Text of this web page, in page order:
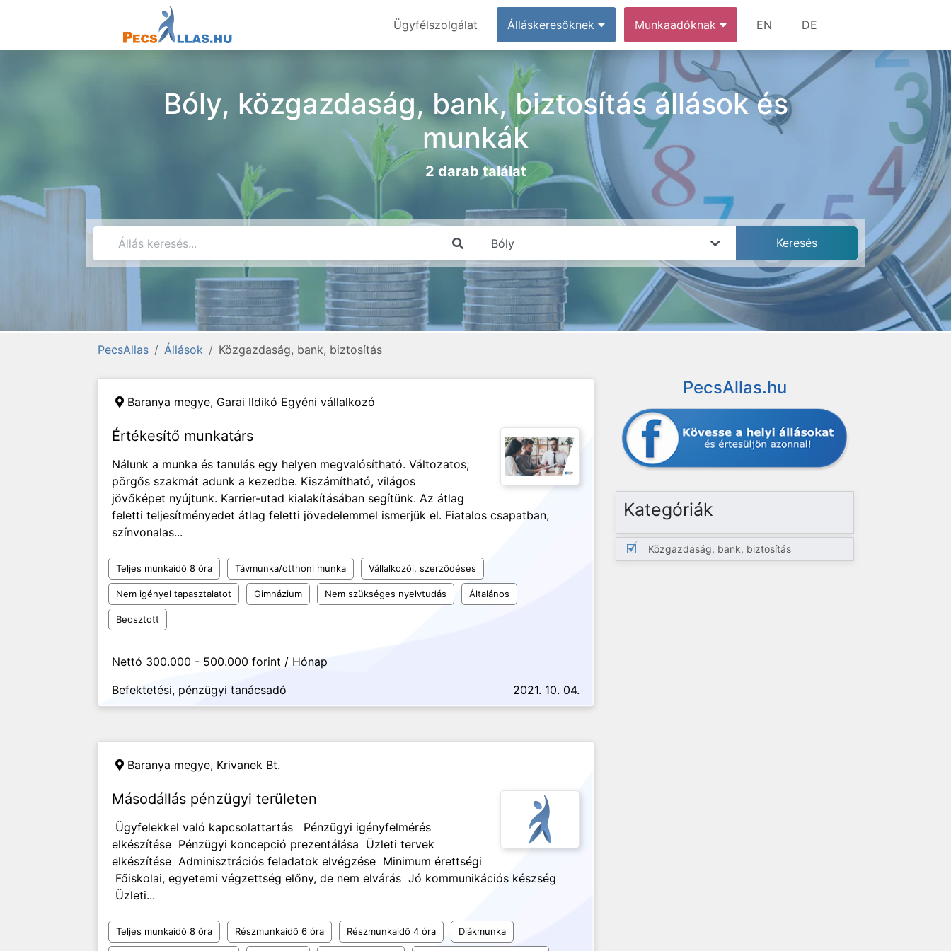
Ügyfélszolgálat Álláskeresőknek Munkaadóknak EN DE
Bóly, közgazdaság, bank, biztosítás állások és
munkák
2 darab találat
PecsAllas Állások Közgazdaság, bank, biztosítás
Baranya megye, Garai Ildikó Egyéni vállalkozó
Értékesítő munkatárs
Nálunk a munka és tanulás egy helyen megvalósítható. Változatos,
pörgős szakmát adunk a kezedbe. Kiszámítható, világos
jövőképet nyújtunk. Karrier-utad kialakításában segítünk. Az átlag
feletti teljesítményedet átlag feletti jövedelemmel ismerjük el. Fiatalos csapatban,
színvonalas...
Teljes munkaidő 8 óra Távmunka/otthoni munka Vállalkozói, szerződéses
Nem igényel tapasztalatot Gimnázium Nem szükséges nyelvtudás Általános
Beosztott
Nettó 300.000 - 500.000 forint / Hónap
Befektetési, pénzügyi tanácsadó
2021. 10. 04.
Baranya megye, Krivanek Bt.
Másodállás pénzügyi területen
Ügyfelekkel való kapcsolattartás Pénzügyi igényfelmérés
elkészítése Pénzügyi koncepció prezentálása Üzleti tervek
elkészítése Adminisztrációs feladatok elvégzése Minimum érettségi
Főiskolai, egyetemi végzettség előny, de nem elvárás Jó kommunikációs készség
Üzleti...
Teljes munkaidő 8 óra Részmunkaidő 6 óra Részmunkaidő 4 óra Diákmunka
PecsAllas.hu
Kategóriák
Közgazdaság, bank, biztosítás